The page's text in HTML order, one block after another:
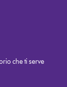
che ti serve